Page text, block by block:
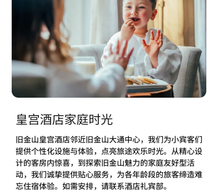
皇宫酒店家庭时光
旧金山皇宫酒店邻近旧金山大通中心，我们为小宾客们
提供个性化设施与体验，点亮旅途欢乐时光。从精心设
计的客房内惊喜，到探索旧金山魅力的家庭友好型活
动，我们诚挚提供贴心服务，为各年龄段的旅客缔造难
忘住宿体验。如需安排，请联系酒店礼宾部。